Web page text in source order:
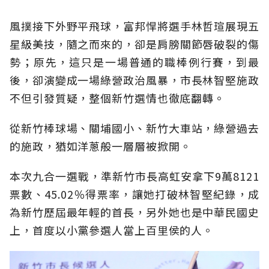
風撲接下外野平飛球，富邦悍將選手林哲瑄展現五
星級美技 ，隨之而來的，卻是肩膀關節唇破裂的傷
勢；原先，這只是一場普通的職棒例行賽，到最
後，卻演變成一場綠營政治風暴，市長林智堅施政
不但引發質疑，整個新竹選情也徹底翻轉。
從新竹棒球場、關埔國小、新竹大車站，綠營過去
的施政，猶如洋蔥般一層層被掀開 。
本次九合一選戰， 準新竹市長高虹安拿下9萬8121
票數、 45.02％得票率，讓她打破林智堅紀錄，成
為新竹歷屆最年輕的首長，另外她也是中華民國史
上，首度以小黨參選人當上百里侯的人 。